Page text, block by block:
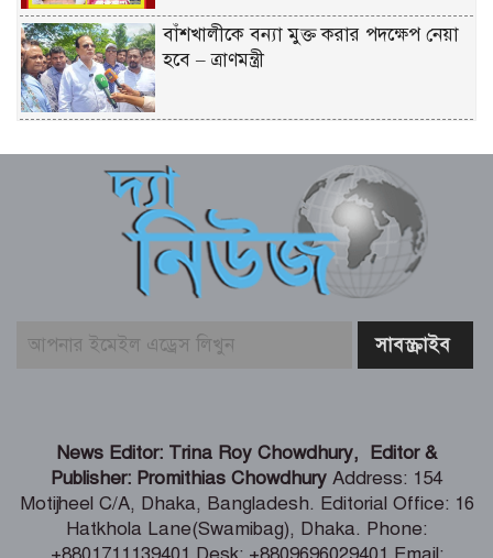
বাঁশখালীকে বন্যা মুক্ত করার পদক্ষেপ নেয়া
হবে – ত্রাণমন্ত্রী
বাতিলের উদ্যোগ – মৎস্য ও প্রাণিসম্পদ এবং
তরুণদের নেতৃত্বেই টেকসই হবে প্রযুক্তিনির্ভর
উন্নয়ন – তথ্যপ্রযুক্তি মন্ত্রী
বেনাপোল ইমিগ্রেশন পরিদর্শনে এসবি প্রধান,
কালীগঞ্জে শিক্ষার্থীদের দক্ষতা ও ক্যারিয়ার
উন্নয়ন বিষয়ক মোটিভেশনাল সেমিনার
শৈলকুপায় ৩ হাজার কৃষকের মাঝে
News Editor: Trina Roy Chowdhury, Editor &
Publisher: Promithias Chowdhury Address: 154
Motijheel C/A, Dhaka, Bangladesh. Editorial Office: 16
Hatkhola Lane(Swamibag), Dhaka. Phone: